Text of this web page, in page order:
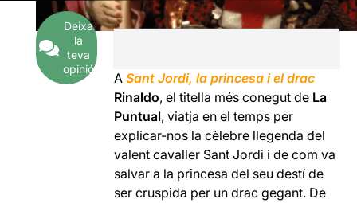
Deixa
la
teva
opinió
ASant Jordi, la princesa i el drac
Rinaldo, el titella més conegut de La
Puntual, viatja en el temps per
explicar-nos la cèlebre llegenda del
valent cavaller Sant Jordi i de com va
salvar a la princesa del seu destí de
ser cruspida per un drac gegant. De